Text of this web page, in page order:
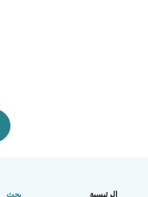
الرئيسية بحث